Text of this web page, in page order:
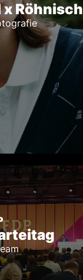
x Röhnisch